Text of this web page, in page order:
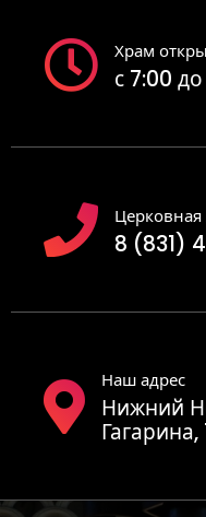
Храм
с 7:00
Церковная
8 (831)
Наш адрес
Нижний
Гагарина,